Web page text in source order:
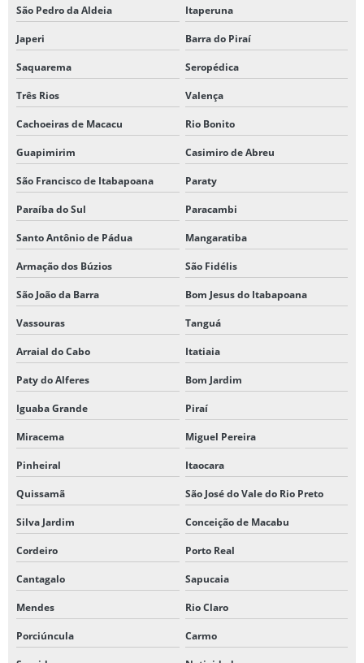
São Pedro da Aldeia Itaperuna
Japeri Barra do Piraí
Saquarema Seropédica
Três Rios Valença
Cachoeiras de Macacu Rio Bonito
Guapimirim Casimiro de Abreu
São Francisco de Itabapoana Paraty
Paraíba do Sul Paracambi
Santo Antônio de Pádua Mangaratiba
Armação dos Búzios São Fidélis
São João da Barra Bom Jesus do Itabapoana
Vassouras Tanguá
Arraial do Cabo Itatiaia
Paty do Alferes Bom Jardim
Iguaba Grande Piraí
Miracema Miguel Pereira
Pinheiral Itaocara
Quissamã São José do Vale do Rio Preto
Silva Jardim Conceição de Macabu
Cordeiro Porto Real
Cantagalo Sapucaia
Mendes Rio Claro
Porciúncula Carmo